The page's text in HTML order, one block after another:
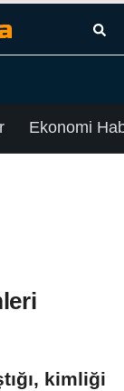
Ekonomi
kimliği